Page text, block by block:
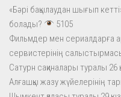
«Бәрі бақылаудан шығып
болады?
5105
Фильмдер мен сериалдарға
сервистерінің
Сатурн сақиналары туралы 26
Алғашқы жазу жүйелерінің